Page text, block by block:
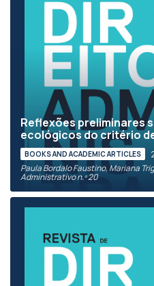
Reflexões preliminares
ecológicos do critério
BOOKS AND ACADEMIC ARTICLES
Paula Bordalo Faustino, Mariana
Administrativo n.º 20